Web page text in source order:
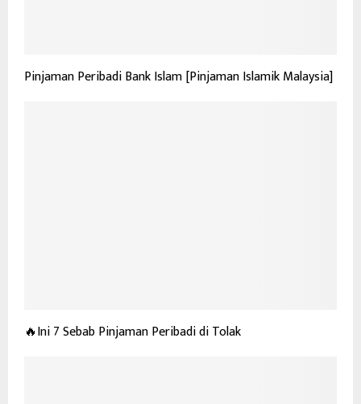
Pinjaman Peribadi Bank Islam [Pinjaman Islamik Malaysia]
🔥Ini 7 Sebab Pinjaman Peribadi di Tolak